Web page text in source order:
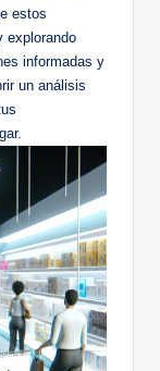
estos
explorando
informadas y
un análisis